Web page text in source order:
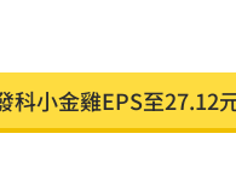
小金雞EPS至27.12